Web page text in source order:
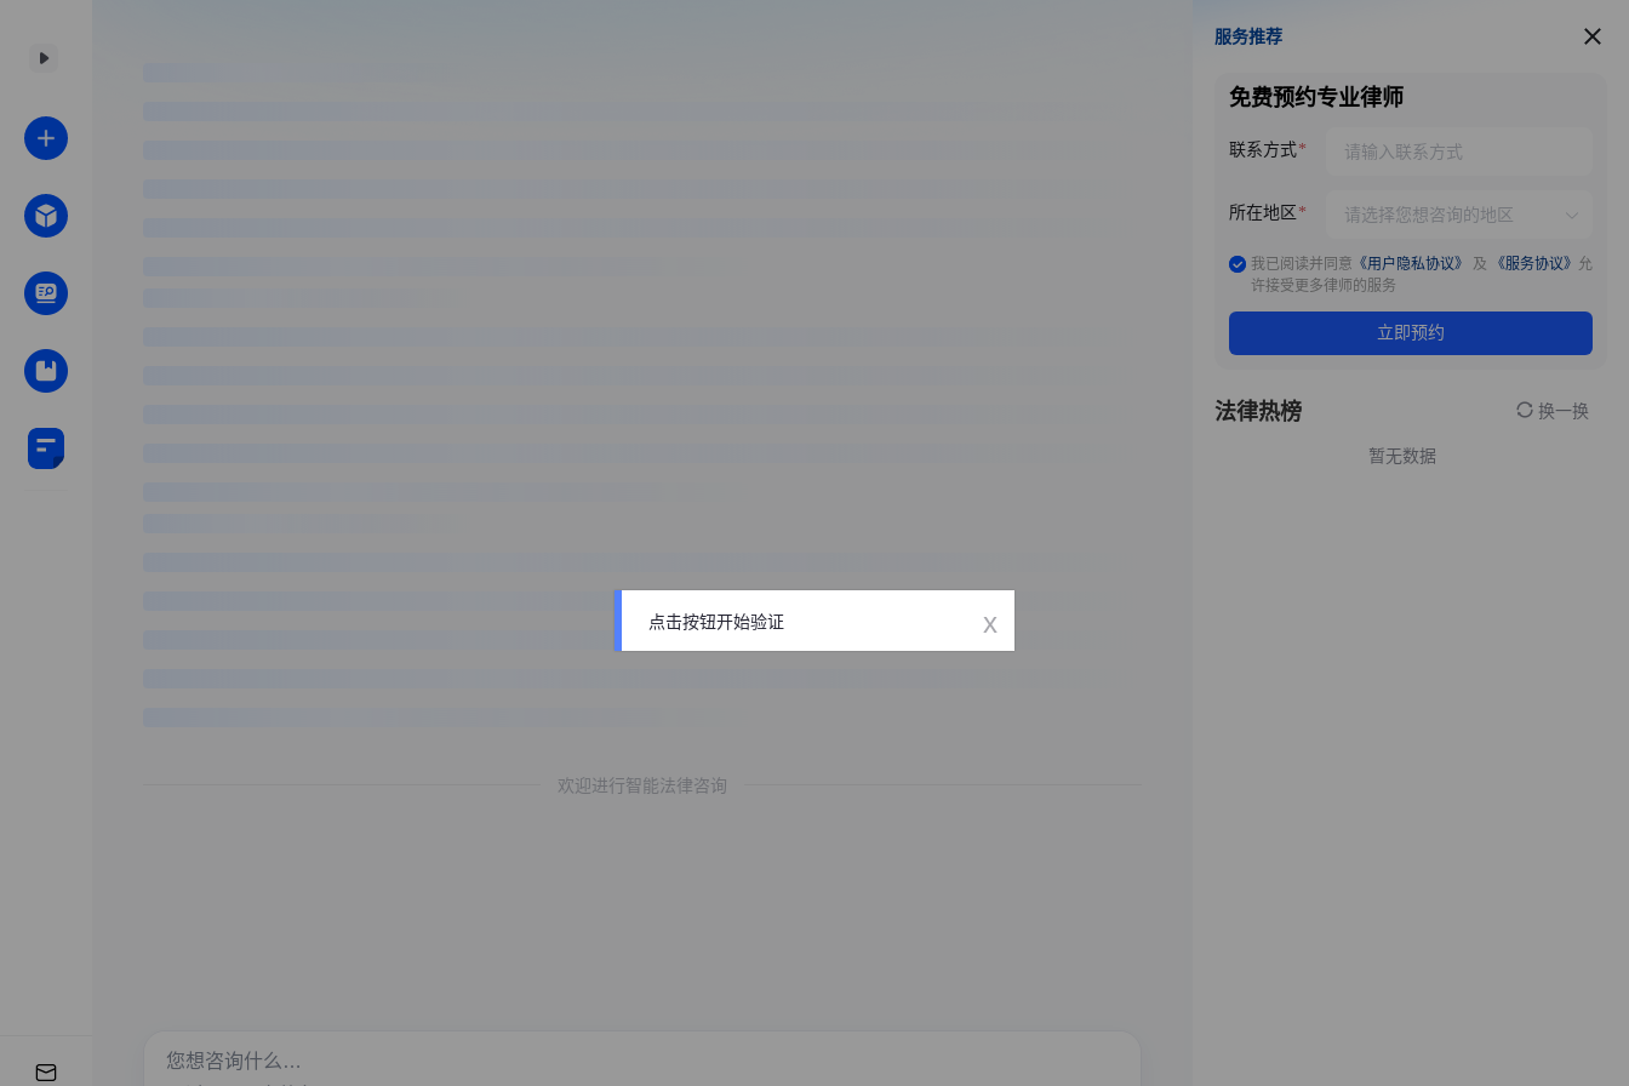
欢迎进行智能法律咨询
服务推荐
服务推荐
免费预约专业律师
联系方式
所在地区
我已阅读并同意 《用户隐私协议》 及 《服务协议》 允
许接受更多律师的服务
立即预约
法律热榜 换一换
暂无数据
点击按钮开始验证 x